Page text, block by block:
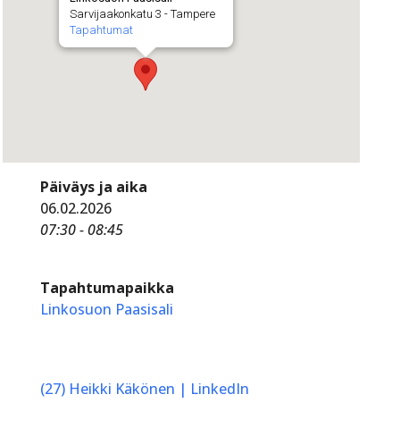
Sarvijaakonkatu 3 - Tampere
Tapahtumat
Päiväys ja aika
06.02.2026
07:30 - 08:45
Tapahtumapaikka
Linkosuon Paasisali
(27) Heikki Käkönen | LinkedIn